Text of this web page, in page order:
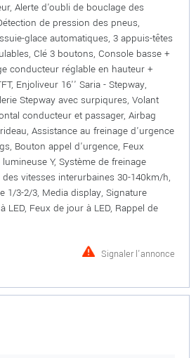
Alerte d'oubli de bouclage des
de pression des pneus,
glace automatiques, 3 appuis-têtes
Clé 3 boutons, Console basse +
conducteur réglable en hauteur +
Enjoliveur 16'' Saria - Stepway,
Stepway avec surpiqures, Volant
conducteur et passager, Airbag
Assistance au freinage d'urgence
Bouton appel d'urgence, Feux
Y, Système de freinage
vitesses interurbaines 30-140km/h,
1/3-2/3, Media display, Signature
LED, Feux de jour à LED, Rappel de
Signaler l'annonce